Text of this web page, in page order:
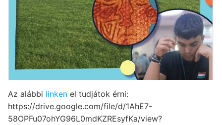
Az alábbi linken el tudjátok érni:
https://drive.google.com/file/d/1AhE7-
58OPFu07ohYG96L0mdKZREsyfKa/view?